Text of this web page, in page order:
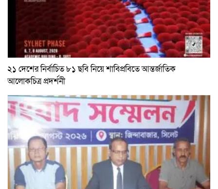
২১ দেশের নির্বাচিত ৮১ ছবি নিয়ে শাবিপ্রবিতে আন্তর্জাতিক
আলোকচিত্র প্রদর্শনী